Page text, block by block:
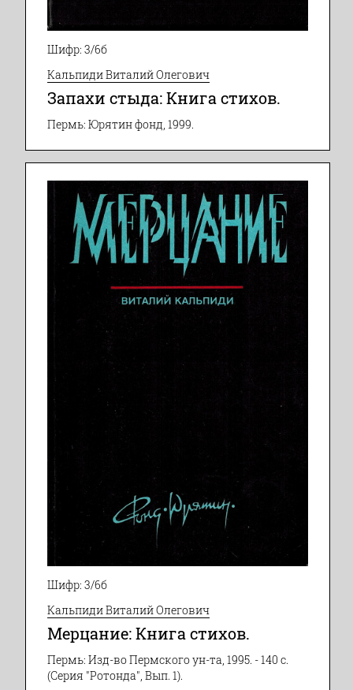
Шифр: 3/6б
Кальпиди Виталий Олегович
Запахи стыда: Книга стихов.
Пермь: Юрятин фонд, 1999.
Шифр: 3/6б
Кальпиди Виталий Олегович
Мерцание: Книга стихов.
Пермь: Изд-во Пермского ун-та, 1995. - 140 с.
(Серия "Ротонда", Вып. 1).